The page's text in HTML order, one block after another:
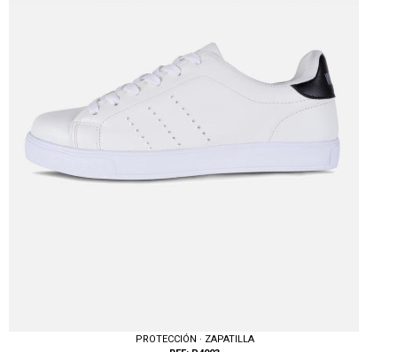
PROTECCIÓN · ZAPATILLA